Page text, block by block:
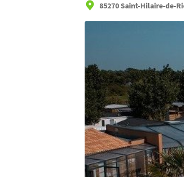
85270 Saint-Hilaire-de-